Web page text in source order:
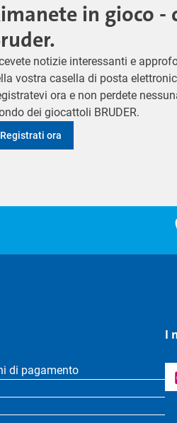
in gioco
notizie interessanti e
vostra casella di posta
ora e non perdete
dei giocattoli BRUDER.
Registrati ora
di pagamento
I